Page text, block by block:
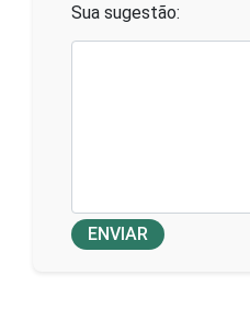
Sua sugestão:
ENVIAR